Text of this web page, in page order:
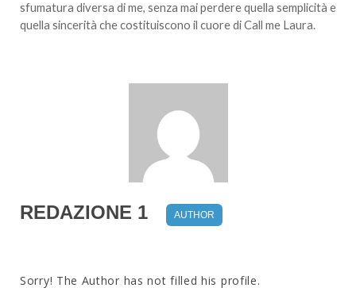
sfumatura diversa di me, senza mai perdere quella semplicità e
quella sincerità che costituiscono il cuore di Call me Laura.
REDAZIONE 1 AUTHOR
Sorry! The Author has not filled his profile.